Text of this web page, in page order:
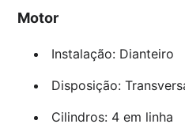
Motor
Instalação: Dianteiro
Disposição:
Cilindros: 4 em linha